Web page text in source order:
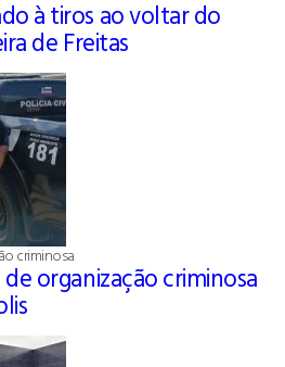
à tiros ao voltar do
de Freitas
criminosa
organização criminosa